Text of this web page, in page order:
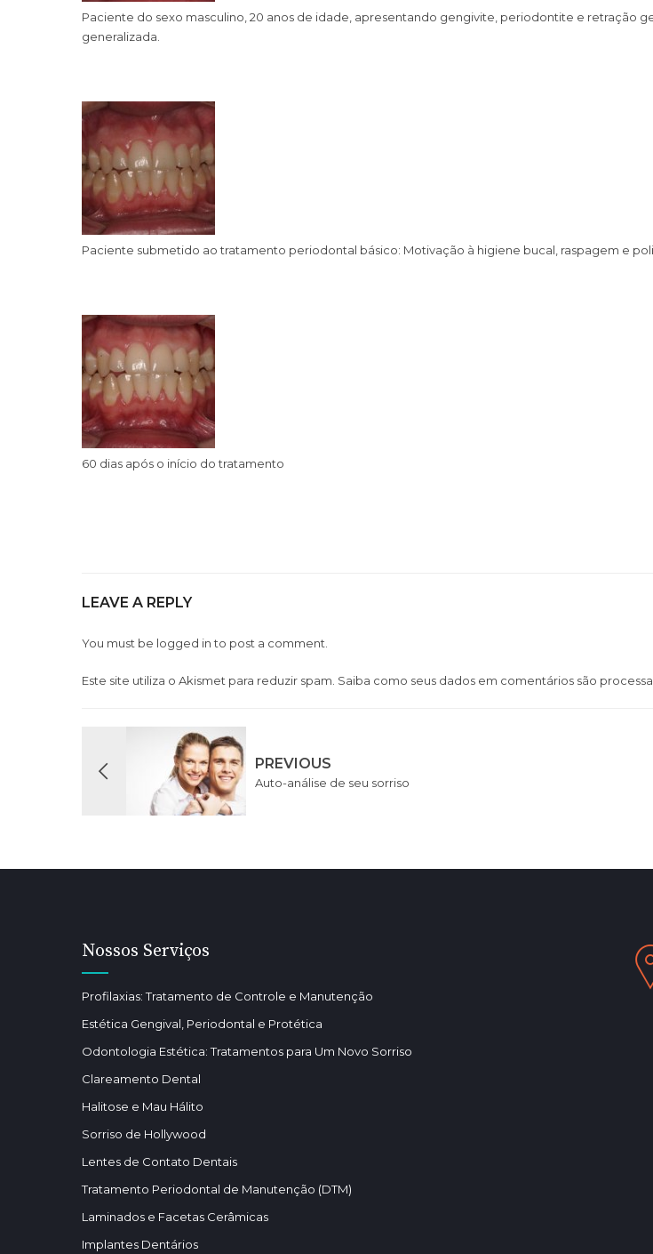
Paciente do sexo masculino, 20 anos de idade, apresentando gengivite, periodontite e retração
generalizada.
Paciente submetido ao tratamento periodontal básico: Motivação à higiene bucal, raspagem e
60 dias após o início do tratamento
LEAVE A REPLY
You must be logged into post a comment.
Este site utiliza o Akismet para reduzir spam. Saiba como seus dados em comentários são
PREVIOUS
Auto-análise de seu sorriso
Nossos Serviços
Profilaxias: Tratamento de Controle e Manutenção
Estética Gengival, Periodontal e Protética
Odontologia Estética: Tratamentos para Um Novo Sorriso
Clareamento Dental
Halitose e Mau Hálito
Sorriso de Hollywood
Lentes de Contato Dentais
Tratamento Periodontal de Manutenção (DTM)
Laminados e Facetas Cerâmicas
Implantes Dentários